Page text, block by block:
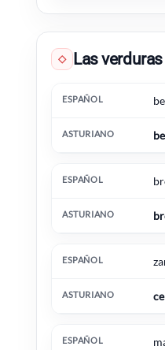
◇ Las
Español